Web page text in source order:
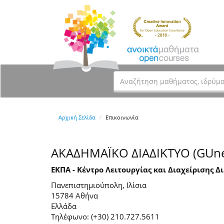
Αρχική Σελίδα Επικοινωνία
ΑΚΑΔΗΜΑΪΚΟ ΔΙΑΔΙΚΤΥΟ
ΕΚΠΑ - Κέντρο Λειτουργίας και Διαχείρισης
Πανεπιστημιούπολη, Ιλίσια
15784 Αθήνα
Ελλάδα
Τηλέφωνο: (+30) 210.727.5611